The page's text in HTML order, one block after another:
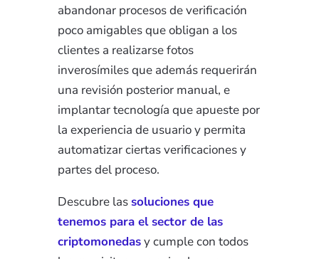
abandonar procesos de verificación
poco amigables que obligan a los
clientes a realizarse fotos
inverosímiles que además requerirán
una revisión posterior manual, e
implantar tecnología que apueste por
la experiencia de usuario y permita
automatizar ciertas verificaciones y
partes del proceso.
Descubre lassoluciones que
tenemos para el sector de las
criptomonedasy cumple con todos